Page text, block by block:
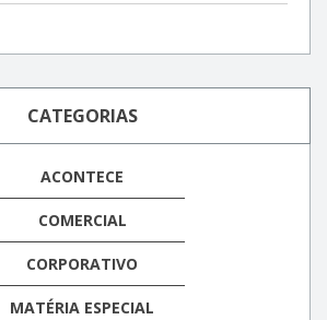
CATEGORIAS
ACONTECE
COMERCIAL
CORPORATIVO
MATÉRIA ESPECIAL